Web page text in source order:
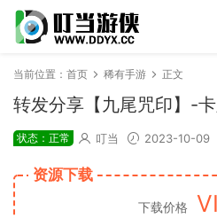
当前位置： 首页 稀有手游 正文
转发分享【九尾咒印】-
状态：正常 叮当 2023-10-09
资源下载
下载价格